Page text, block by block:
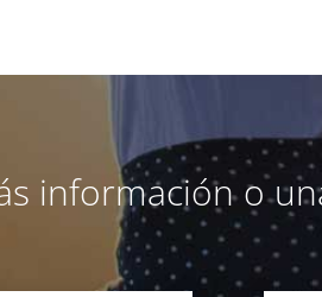
información o